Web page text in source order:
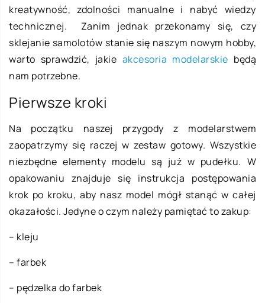
kreatywność, zdolności manualne i nabyć wiedzy
technicznej. Zanim jednak przekonamy się, czy
sklejanie samolotów stanie się naszym nowym hobby,
warto sprawdzić, jakie akcesoria modelarskie będą
nam potrzebne.
Pierwsze kroki
Na początku naszej przygody z modelarstwem
zaopatrzymy się raczej w zestaw gotowy. Wszystkie
niezbędne elementy modelu są już w pudełku. W
opakowaniu znajduje się instrukcja postępowania
krok po kroku, aby nasz model mógł stanąć w całej
okazałości. Jedyne o czym należy pamiętać to zakup:
– kleju
– farbek
– pędzelka do farbek